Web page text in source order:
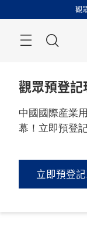
過
觀
觀眾預登記
中國國際産業
幕！立即預登
立即預登